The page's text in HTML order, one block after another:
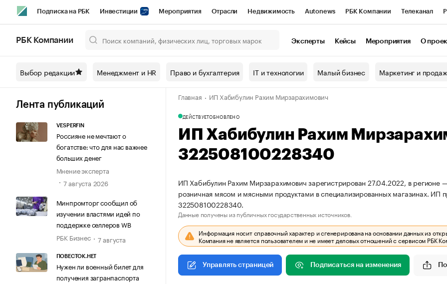
Подписка на РБК Инвестиции Мероприятия Отрасли Недвижимость Autonews РБК Компании Телеканал
Спецпроекты СПб Конференции СПб Спецпроекты Проверка контрагентов
Технологии и медиа Рынок наличной валюты
РБК Компании Эксперты Кейсы Мероприятия О
Выбор редакции Менеджмент и HR Право и бухгалтерия IT и технологии Малый бизнес Маркетинг и
Лента публикаций
VESPERFIN
Россияне не мечтают о
богатстве: что для нас важнее
больших денег
Мнение эксперта
7 августа 2026
Минпромторг сообщил об
изучении властями идей по
поддержке селлеров WB
РБК Бизнес
7 августа
ПОВЕСТОК.НЕТ
Нужен ли военный билет для
получения загранпаспорта
Главная ИП Хабибулин Рахим Мирзарахимович
ДЕЙСТВУЕТОБНОВЛЕНО
ИП Хабибулин Рахим
322508100228340
ИП Хабибулин Рахим Мирзарахимович зарегистрирован 27.04.2022, в регионе
розничная мясом и мясными продуктами в специализированных магазинах.
322508100228340.
Данные получены из публичных государственных источников.
Информация носит справочный характер и сгенерирована на основании данных из
Компания не является пользователем и не имеет деловых отношений с сервисом РБК
Управлять страницей Подписаться на изменения